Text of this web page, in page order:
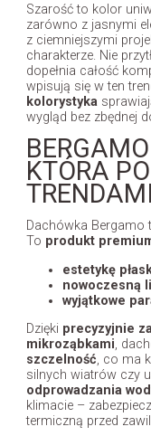
Szarość to kolor
zarówno z jasnymi
z ciemniejszymi
charakterze. Nie
dopełnia całość
wpisują się w ten
kolorystyka
wygląd bez zbędnej
KTÓRA
Dachówka Bergamo
To produkt
estetykę
nowoczesną
wyjątkowe
Dzięki precyzyjnie
mikroząbkami,
szczelność, co ma
silnych wiatrów czy
odprowadzania
klimacie –
termiczną przed